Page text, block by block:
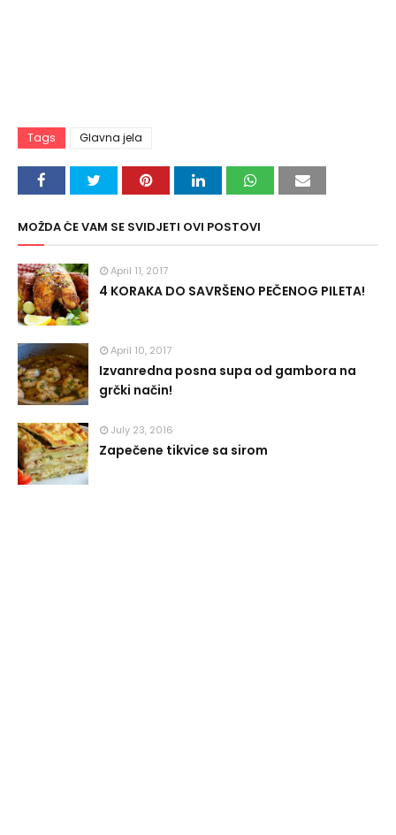
Tags Glavna jela
MOŽDA ĆE VAM SE SVIDJETI OVI POSTOVI
April 11, 2017
4 KORAKA DO SAVRŠENO PEČENOG PILETA!
April 10, 2017
Izvanredna posna supa od gambora na
grčki način!
July 23, 2016
Zapečene tikvice sa sirom